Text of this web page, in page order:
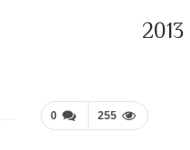
0 255